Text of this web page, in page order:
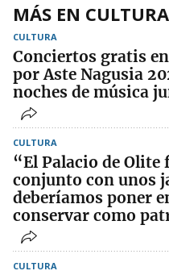
MÁS EN CULTURA
CULTURA
Conciertos gratis
por Aste Nagusia
noches de música
CULTURA
“El Palacio de Olite
conjunto con unos
deberíamos poner
conservar como
CULTURA